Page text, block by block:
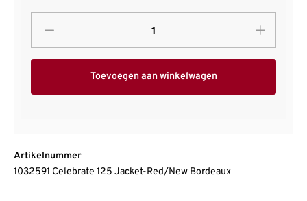
Toevoegen aan winkelwagen
Artikelnummer
1032591 Celebrate 125 Jacket-Red/New Bordeaux